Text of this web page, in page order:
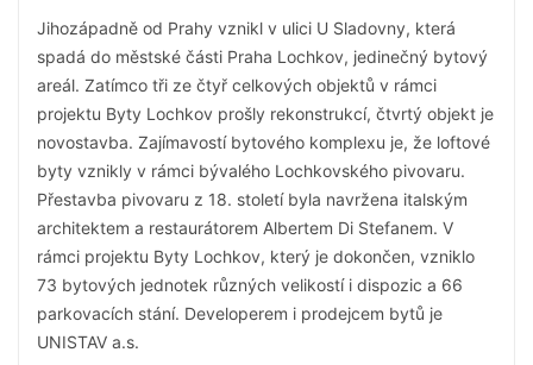
Jihozápadně od Prahy vznikl v ulici U Sladovny, která
spadá do městské části Praha Lochkov, jedinečný bytový
areál. Zatímco tři ze čtyř celkových objektů v rámci
projektu Byty Lochkov prošly rekonstrukcí, čtvrtý objekt je
novostavba. Zajímavostí bytového komplexu je, že loftové
byty vznikly v rámci bývalého Lochkovského pivovaru.
Přestavba pivovaru z 18. století byla navržena italským
architektem a restaurátorem Albertem Di Stefanem. V
rámci projektu Byty Lochkov, který je dokončen, vzniklo
73 bytových jednotek různých velikostí i dispozic a 66
parkovacích stání. Developerem i prodejcem bytů je
UNISTAV a.s.